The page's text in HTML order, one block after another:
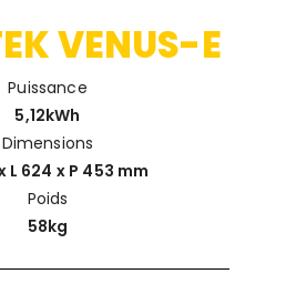
VENUS-E
Puissance
5,12kWh
Dimensions
L 624 x P 453 mm
Poids
58kg